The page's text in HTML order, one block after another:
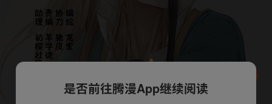
是否前往腾漫App继续阅读